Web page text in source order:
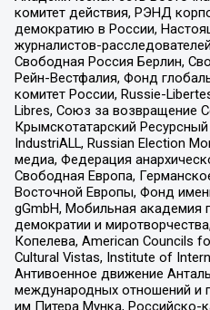
комитет действия, РЭНД
демократию в России,
журналистов-
Свободная Россия Берлин,
Рейн-Вестфалия, Фонд
комитет России, Russie-
Libres, Союз за возвращение
Крымскотатарский
IndustriALL, Russian Election
медиа, Федерация
Свободная Европа,
Восточной Европы, Фонд
gGmbH, Мобильная академия
демократии и
Копелева, American Councils
Cultural Vistas, Institute of
Антивоенное движение
международных отношений и
им Питера Мунка, Российско-